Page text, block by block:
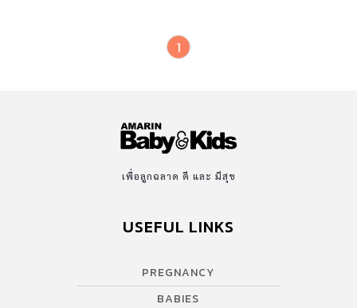
1
เพื่อลูกฉลาด ดี และ มีสุข
USEFUL LINKS
PREGNANCY
BABIES